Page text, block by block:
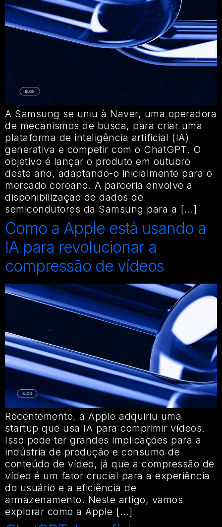
A Samsung se uniu à Naver, uma operadora
de mecanismos de busca, para criar uma
plataforma de inteligência artificial (IA)
generativa e competir com o ChatGPT. O
objetivo é lançar o produto em outubro
deste ano, adaptando-o inicialmente para o
mercado coreano. A parceria envolve a
disponibilização de dados de
semicondutores da Samsung para a […]
Como a Apple está usando a
IA para revolucionar a
compressão de vídeos
Recentemente, a Apple adquiriu uma
startup que usa IA para comprimir vídeos.
Isso pode ter grandes implicações para a
indústria de produção e consumo de
conteúdo de vídeo, já que a compressão de
vídeo é um fator crucial para a experiência
do usuário e a eficiência de
armazenamento. Neste artigo, vamos
explorar como a Apple […]